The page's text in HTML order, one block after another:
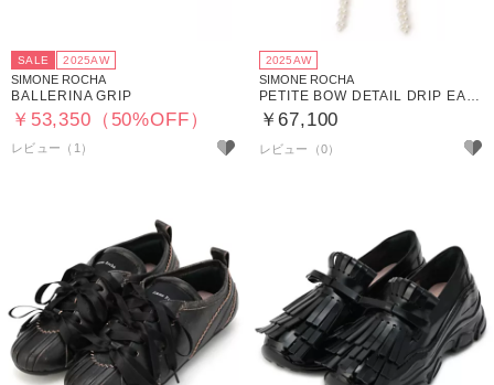
SALE 2025AW
SIMONE ROCHA
BALLERINA GRIP
￥53,350（50%OFF）
レビュー（1）
2025AW
SIMONE ROCHA
PETITE BOW DETAIL DRIP EARRINGS
￥67,100